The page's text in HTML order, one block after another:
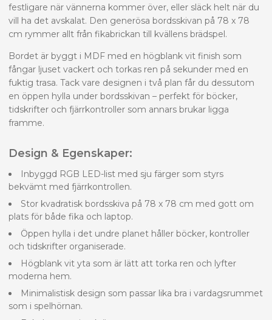
festligare när vännerna kommer över, eller släck helt när du
vill ha det avskalat. Den generösa bordsskivan på 78 x 78
cm rymmer allt från fikabrickan till kvällens brädspel.
Bordet är byggt i MDF med en högblank vit finish som
fångar ljuset vackert och torkas ren på sekunder med en
fuktig trasa. Tack vare designen i två plan får du dessutom
en öppen hylla under bordsskivan – perfekt för böcker,
tidskrifter och fjärrkontroller som annars brukar ligga
framme.
Design & Egenskaper:
Inbyggd RGB LED-list med sju färger som styrs
bekvämt med fjärrkontrollen.
Stor kvadratisk bordsskiva på 78 x 78 cm med gott om
plats för både fika och laptop.
Öppen hylla i det undre planet håller böcker, kontroller
och tidskrifter organiserade.
Högblank vit yta som är lätt att torka ren och lyfter
moderna hem.
Minimalistisk design som passar lika bra i vardagsrummet
som i spelhörnan.